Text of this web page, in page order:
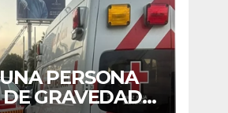
PERSONA
GRAVEDAD